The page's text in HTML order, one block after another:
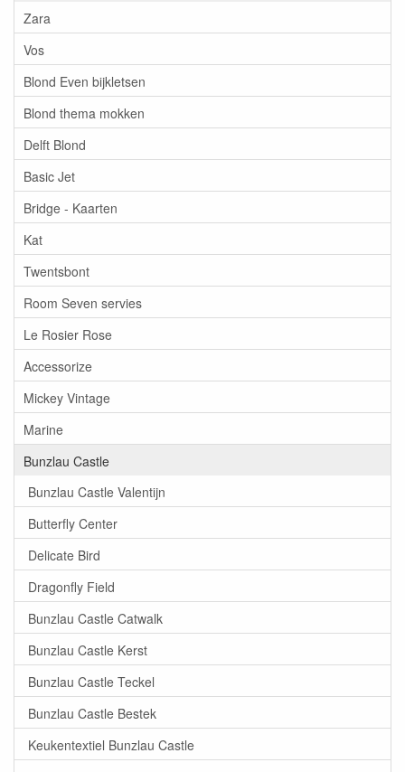
Zara
Vos
Blond Even bijkletsen
Blond thema mokken
Delft Blond
Basic Jet
Bridge - Kaarten
Kat
Twentsbont
Room Seven servies
Le Rosier Rose
Accessorize
Mickey Vintage
Marine
Bunzlau Castle
Bunzlau Castle Valentijn
Butterfly Center
Delicate Bird
Dragonfly Field
Bunzlau Castle Catwalk
Bunzlau Castle Kerst
Bunzlau Castle Teckel
Bunzlau Castle Bestek
Keukentextiel Bunzlau Castle